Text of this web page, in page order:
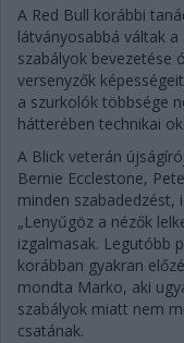
A Red Bull korábbi
látványosabbá váltak
szabályok bevezetése
versenyzők
a szurkolók többsége
hátterében technikai
A Blick veterán
Bernie Ecclestone,
minden
„Lenyűgöz a nézők
izgalmasak. Legutóbb
korábban gyakran
mondta Marko, aki
szabályok miatt nem
csatának.